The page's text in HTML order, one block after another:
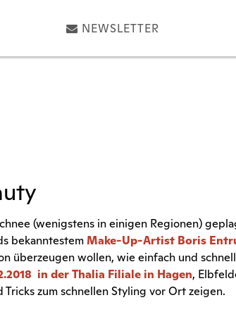
NEWSLETTER
(wenigstens in einigen Regionen)
bekanntestem Make-Up-Artist Boris
überzeugen wollen, wie einfach und
in der Thalia Filiale in Hagen,
zum schnellen Styling vor Ort zeigen.